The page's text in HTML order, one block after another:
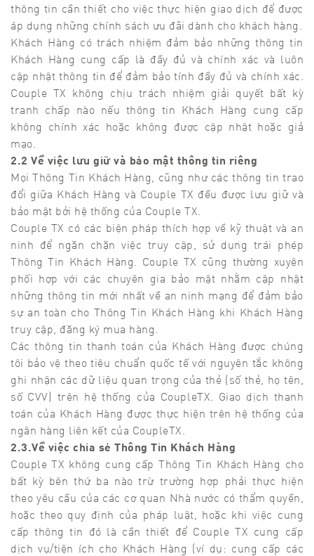
thông tin cần thiết cho việc thực hiện giao dịch để được
áp dụng những chính sách ưu đãi dành cho khách hàng.
Khách Hàng có trách nhiệm đảm bảo những thông tin
Khách Hàng cung cấp là đầy đủ và chính xác và luôn
cập nhật thông tin để đảm bảo tính đầy đủ và chính xác.
Couple TX không chịu trách nhiệm giải quyết bất kỳ
tranh chấp nào nếu thông tin Khách Hàng cung cấp
không chính xác hoặc không được cập nhật hoặc giả
mạo.
2.2 Về việc lưu giữ và bảo mật thông tin riêng
Mọi Thông Tin Khách Hàng, cũng như các thông tin trao
đổi giữa Khách Hàng và Couple TX đều được lưu giữ và
bảo mật bởi hệ thống của Couple TX.
Couple TX có các biện pháp thích hợp về kỹ thuật và an
ninh để ngăn chặn việc truy cập, sử dụng trái phép
Thông Tin Khách Hàng. Couple TX cũng thường xuyên
phối hợp với các chuyên gia bảo mật nhằm cập nhật
những thông tin mới nhất về an ninh mạng để đảm bảo
sự an toàn cho Thông Tin Khách Hàng khi Khách Hàng
truy cập, đăng ký mua hàng.
Các thông tin thanh toán của Khách Hàng được chúng
tôi bảo vệ theo tiêu chuẩn quốc tế với nguyên tắc không
ghi nhận các dữ liệu quan trọng của thẻ (số thẻ, họ tên,
số CVV) trên hệ thống của CoupleTX. Giao dịch thanh
toán của Khách Hàng được thực hiện trên hệ thống của
ngân hàng liên kết của CoupleTX.
2.3.Về việc chia sẻ Thông Tin Khách Hàng
Couple TX không cung cấp Thông Tin Khách Hàng cho
bất kỳ bên thứ ba nào trừ trường hợp phải thực hiện
theo yêu cầu của các cơ quan Nhà nước có thẩm quyền,
hoặc theo quy định của pháp luật, hoặc khi việc cung
cấp thông tin đó là cần thiết để Couple TX cung cấp
dịch vụ/tiện ích cho Khách Hàng (ví dụ: cung cấp các